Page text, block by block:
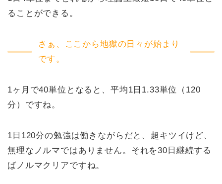
ることができる。
さぁ、ここから地獄の日々が始まり
です。
1ヶ月で40単位となると、平均1日1.33単位（120
分）ですね。
1日120分の勉強は働きながらだと、超キツイけど、
無理なノルマではありません。それを30日継続する
ばノルマクリアですね。